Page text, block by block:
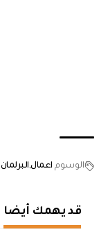
الوسوم اعمال البرلمان
قد يهمك أيضا